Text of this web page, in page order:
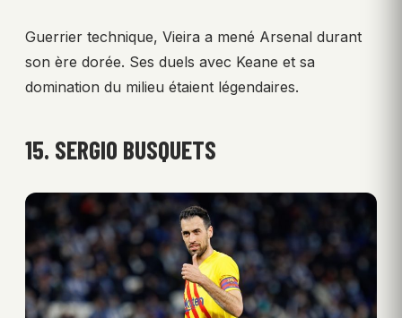
Guerrier technique, Vieira a mené Arsenal durant
son ère dorée. Ses duels avec Keane et sa
domination du milieu étaient légendaires.
15. SERGIO BUSQUETS